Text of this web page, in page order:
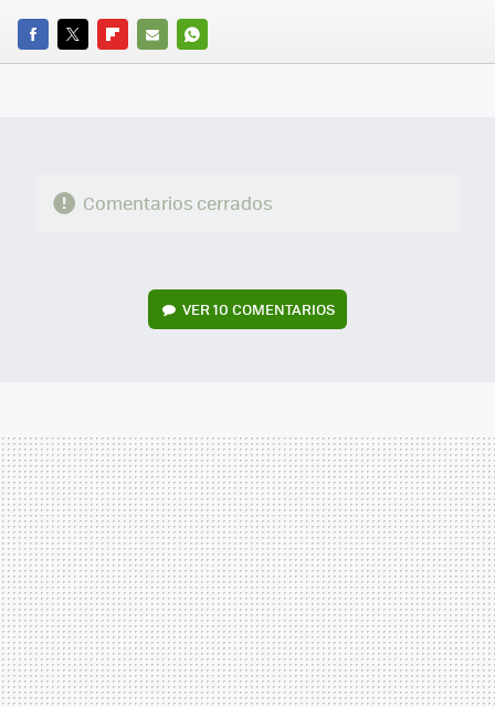
FACEBOOK
TWITTERFLIPBOARD
E-
WHATSAPP
Comentarios cerrados
VER10 COMENTARIOS